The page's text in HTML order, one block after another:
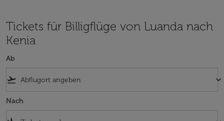
Tickets für Billigflüge von Luanda nach
Kenia
Ab
flight_takeoff keyboard_arrow_down
Nach